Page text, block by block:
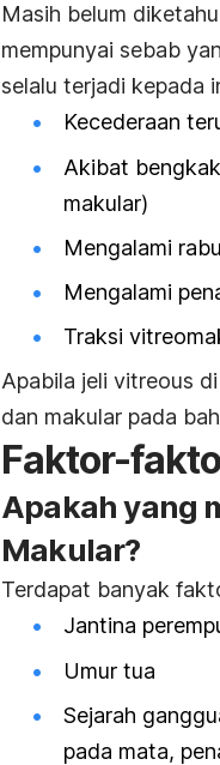
Masih belum
mempunyai sebab
selalu terjadi kepada
Kecederaan
Akibat
makular)
Mengalami
Mengalami
Traksi
Apabila jeli vitreous
dan makular pada
Faktor-
Apakah yang
Makular?
Terdapat banyak
Jantina
Umur tua
Sejarah
pada mata,